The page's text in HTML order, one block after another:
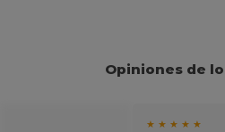
Opiniones de
★ ★ ★ ★ ★